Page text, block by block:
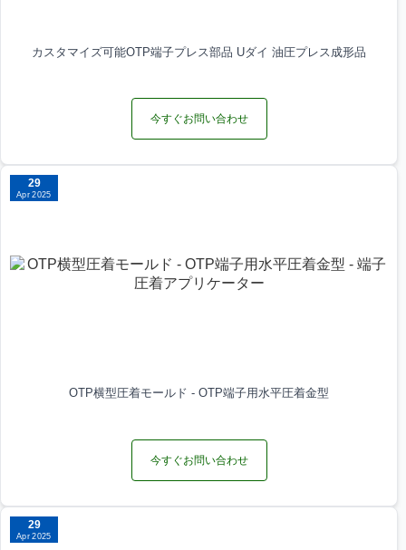
カスタマイズ可能OTP端子プレス部品 Uダイ 油圧プレス成形品
今すぐお問い合わせ
29
Apr 2025
OTP横型圧着モールド - OTP端子用水平圧着金型
今すぐお問い合わせ
29
Apr 2025